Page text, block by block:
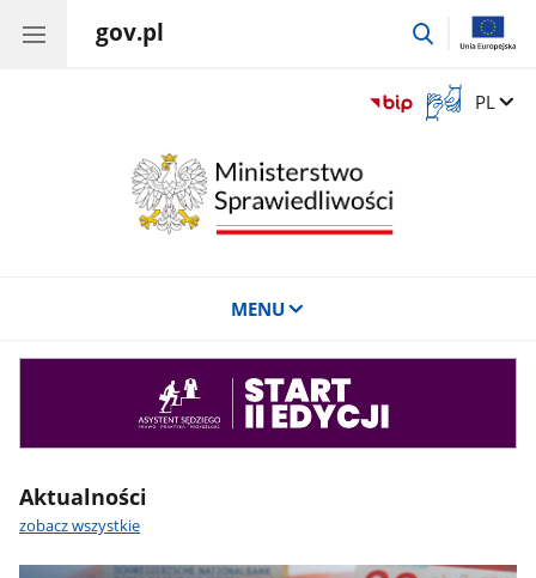
gov.pl
przejdź
Otwórz
okno
Zmień
PL
MENU
Aktualności
zobacz wszystkie